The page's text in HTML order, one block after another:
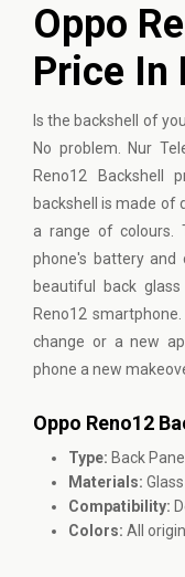
Oppo
Price In
Is the backshell of
No problem. Nur
Reno12 Backshell
backshell is made of
a range of colours.
phone's battery and
beautiful back
Reno12
change or a new
phone a new
Oppo Reno12
Type: Back
Materials: Glass
Compatibility:
Colors: All